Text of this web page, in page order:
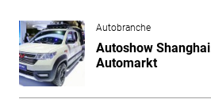
Autobranche
Autoshow
Automarkt